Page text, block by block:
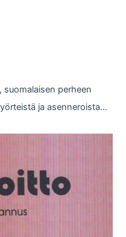
suomalaisen perheen
ja asenneroista…